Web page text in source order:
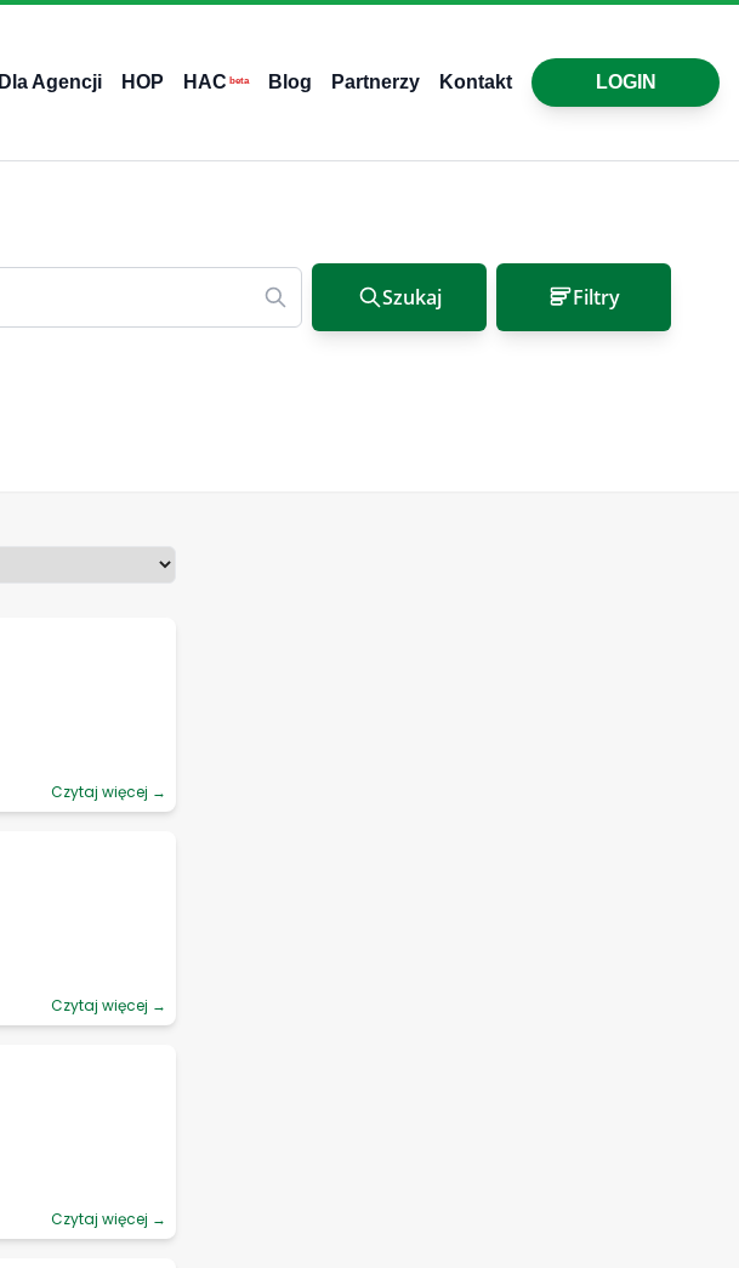
Dla Agencji HOP HAC beta Blog Partnerzy Kontakt LOGIN
Szukaj Filtry
Czytaj więcej →
Czytaj więcej →
Czytaj więcej →